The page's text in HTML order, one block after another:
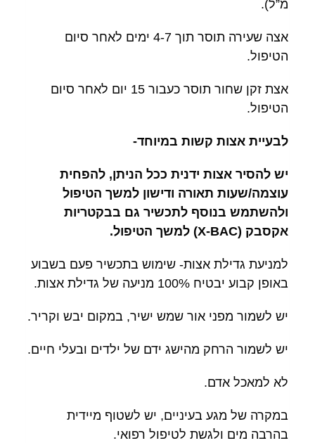
מ”ל).
אצה שעירה תוסר תוך 4-7 ימים לאחר סיום
הטיפול.
אצת זקן שחור תוסר כעבור 15 יום לאחר סיום
הטיפול.
לבעיית אצות קשות במיוחד-
יש להסיר אצות ידנית ככל הניתן, להפחית
עוצמה/שעות תאורה ודישון למשך הטיפול
ולהשתמש בנוסף לתכשיר גם בבקטריות
אקסבק (X-BAC) למשך הטיפול.
למניעת גדילת אצות- שימוש בתכשיר פעם בשבוע
באופן קבוע יבטיח 100% מניעה של גדילת אצות.
יש לשמור מפני אור שמש ישיר, במקום יבש וקריר.
יש לשמור הרחק מהישג ידם של ילדים ובעלי חיים.
לא למאכל אדם.
במקרה של מגע בעיניים, יש לשטוף מיידית
בהרבה מים ולגשת לטיפול רפואי.